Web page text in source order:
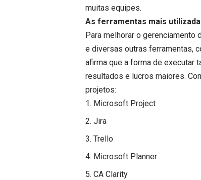
muitas equipes.
As ferramentas mais
Para melhorar o
e diversas outras ferramentas,
afirma que a forma de executar
resultados e lucros maiores.
projetos:
Microsoft Project
Jira
Trello
Microsoft Planner
CA Clarity